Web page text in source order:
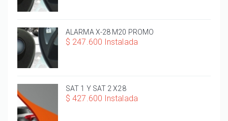
ALARMA X-28 M20 PROMO
$ 247.600 Instalada
SAT 1 Y SAT 2 X28
$ 427.600 Instalada